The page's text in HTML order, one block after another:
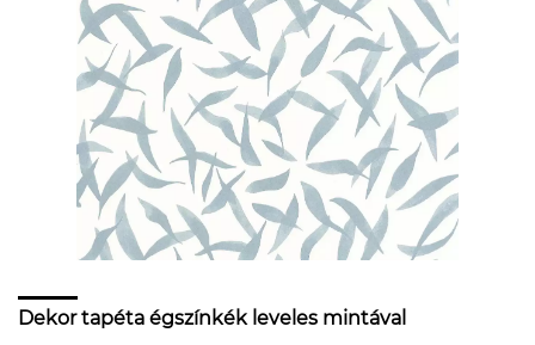
Dekor tapéta égszínkék leveles mintával